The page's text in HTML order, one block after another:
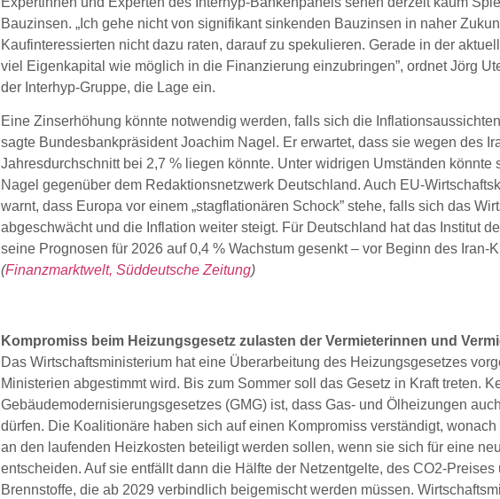
Bauzinsen. „Ich gehe nicht von signifikant sinkenden Bauzinsen in naher
Kaufinteressierten nicht dazu raten, darauf zu spekulieren. Gerade in der
viel Eigenkapital wie möglich in die Finanzierung einzubringen”, ordnet Jörg
der Interhyp-Gruppe, die Lage ein.
Eine Zinserhöhung könnte notwendig werden, falls sich die
sagte Bundesbankpräsident Joachim Nagel. Er erwartet, dass sie wegen des
Jahresdurchschnitt bei 2,7 % liegen könnte. Unter widrigen Umständen könnte
Nagel gegenüber dem Redaktionsnetzwerk Deutschland. Auch EU-
warnt, dass Europa vor einem „stagflationären Schock” stehe, falls sich das
abgeschwächt und die Inflation weiter steigt. Für Deutschland hat das Institut
seine Prognosen für 2026 auf 0,4 % Wachstum gesenkt – vor Beginn des Iran-
(Finanzmarktwelt, Süddeutsche Zeitung)
Kompromiss beim Heizungsgesetz zulasten der Vermieterinnen und
Das Wirtschaftsministerium hat eine Überarbeitung des Heizungsgesetzes
Ministerien abgestimmt wird. Bis zum Sommer soll das Gesetz in Kraft treten.
Gebäudemodernisierungsgesetzes (GMG) ist, dass Gas- und Ölheizungen
dürfen. Die Koalitionäre haben sich auf einen Kompromiss verständigt,
an den laufenden Heizkosten beteiligt werden sollen, wenn sie sich für eine
entscheiden. Auf sie entfällt dann die Hälfte ‌der Netzentgelte, des CO2-Preises
Brennstoffe, die ab 2029 verbindlich beigemischt werden müssen.